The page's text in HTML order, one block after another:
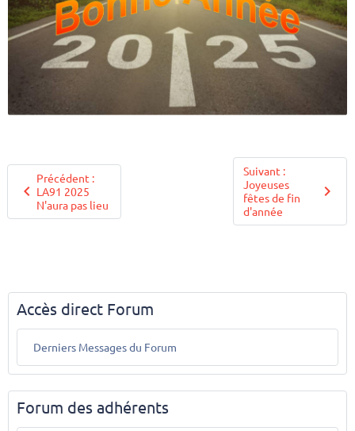
Précédent :
LA91 2025
N'aura pas lieu
Suivant :
Joyeuses
fêtes de fin
d'année
Accès direct Forum
Derniers Messages du Forum
Forum des adhérents